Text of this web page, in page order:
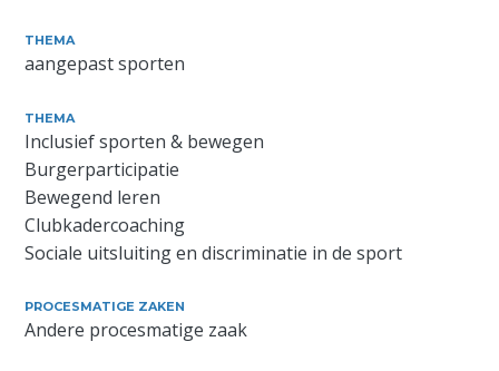
THEMA
aangepast sporten
THEMA
Inclusief sporten & bewegen
Burgerparticipatie
Bewegend leren
Clubkadercoaching
Sociale uitsluiting en discriminatie in de sport
PROCESMATIGE ZAKEN
Andere procesmatige zaak